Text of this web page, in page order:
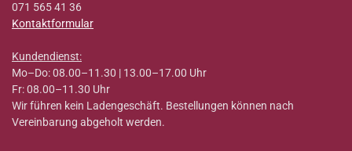
071 565 41 36
Kontaktformular
Kundendienst:
Mo–Do: 08.00–11.30 | 13.00–17.00 Uhr
Fr: 08.00–11.30 Uhr
Wir führen kein Ladengeschäft. Bestellungen können nach
Vereinbarung abgeholt werden.